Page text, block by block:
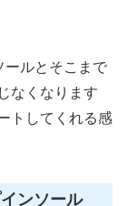
ルとそこまで
なくなります
トしてくれる感
ンソール